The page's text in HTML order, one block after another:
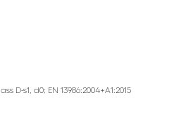
D-s1, d0; EN 13986:2004+A1:2015